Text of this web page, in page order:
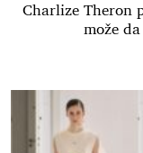
Charlize Theron
može